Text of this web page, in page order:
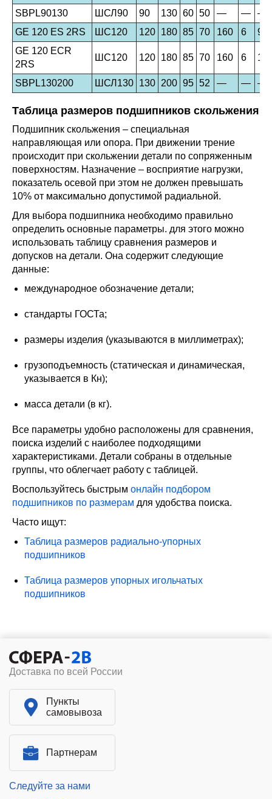
SBPL90130 ШСЛ90 90 130 60 50 — —
—
GE 120 ES 2RS
ШС120 120 180 85 70 160 6
GE 120 ECR
2RS
ШС120 120 180 85 70 160 6
SBPL130200 ШСЛ130 130 200 95 52 — — —
Таблица размеров подшипников скольжения
Подшипник скольжения – специальная
направляющая или опора. При движении трение
происходит при скольжении детали по сопряженным
поверхностям. Назначение – восприятие нагрузки,
показатель осевой при этом не должен превышать
10% от максимально допустимой радиальной.
Для выбора подшипника необходимо правильно
определить основные параметры. для этого можно
использовать таблицу сравнения размеров и
допусков на детали. Она содержит следующие
данные:
международное обозначение детали;
стандарты ГОСТа;
размеры изделия (указываются в миллиметрах);
грузоподъемность (статическая и динамическая,
указывается в Кн);
масса детали (в кг).
Все параметры удобно расположены для сравнения,
поиска изделий с наиболее подходящими
характеристиками. Детали собраны в отдельные
группы, что облегчает работу с таблицей.
Воспользуйтесь быстрым онлайн подбором
подшипников по размерам для удобства поиска.
Часто ищут:
Таблица размеров радиально-упорных
подшипников
Таблица размеров упорных игольчатых
подшипников
Доставка по всей России
Пункты
самовывоза
Партнерам
Следуйте за нами